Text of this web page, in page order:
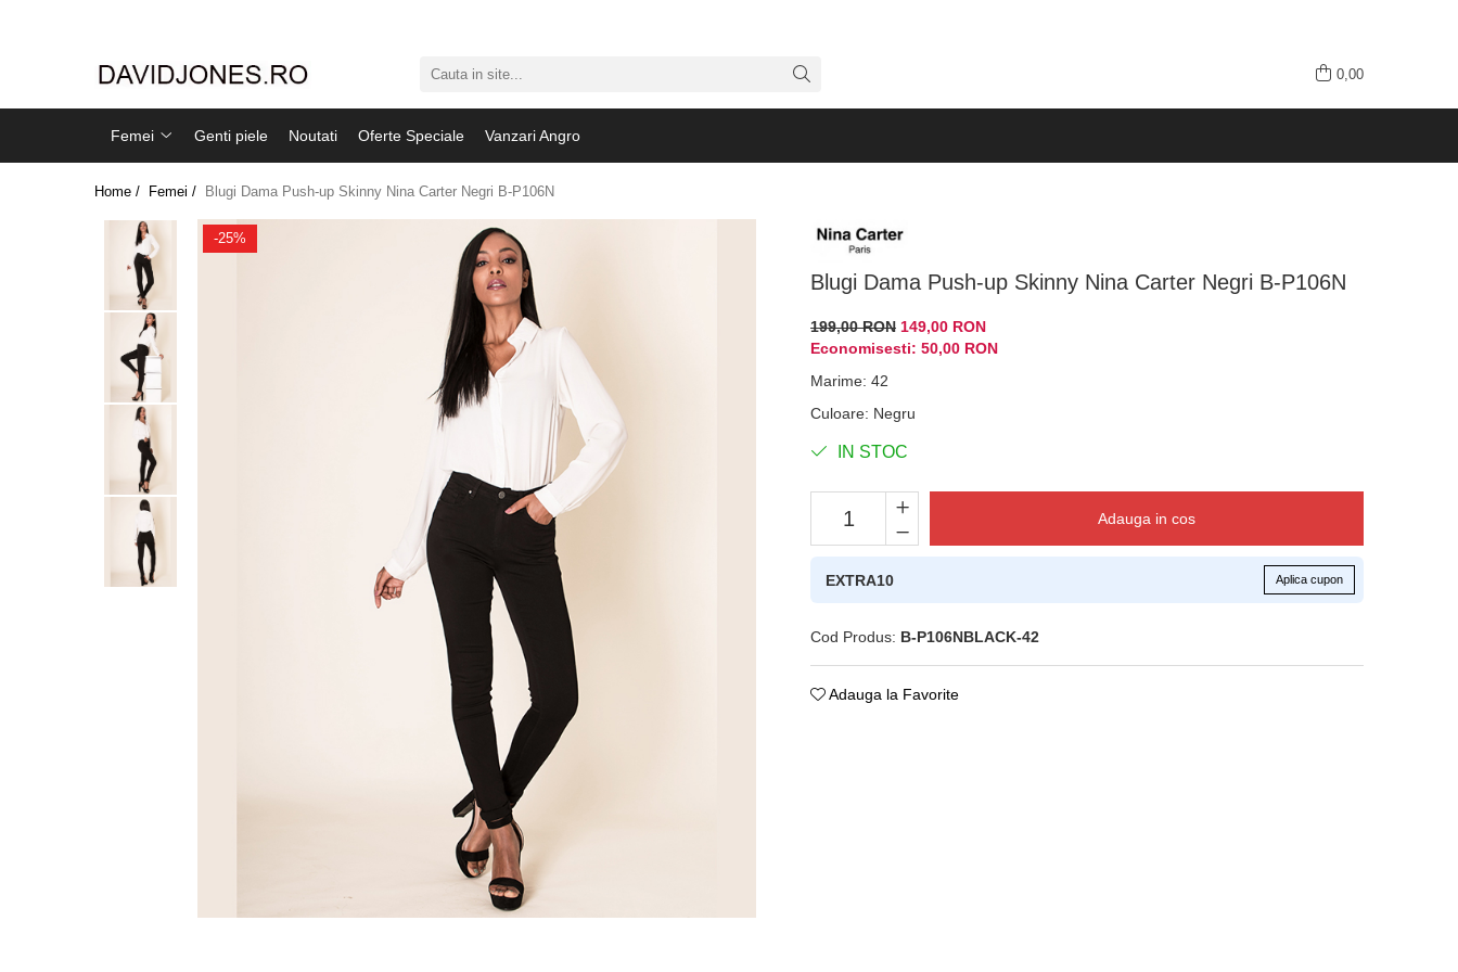
Mocasini si balerini
0,00
Femei Genti piele Noutati Oferte Speciale Vanzari Angro
Home / Femei / Blugi Dama Push-up Skinny Nina Carter Negri B-P106N
Blugi Dama Push-up Skinny Nina Carter Negri B-P106N
-25%
199,00 RON 149,00 RON
Economisesti: 50,00 RON
Marime: 42
Culoare: Negru
IN STOC
Adauga in cos
EXTRA10 Aplica cupon
Cod Produs: B-P106NBLACK-42
Adauga la Favorite